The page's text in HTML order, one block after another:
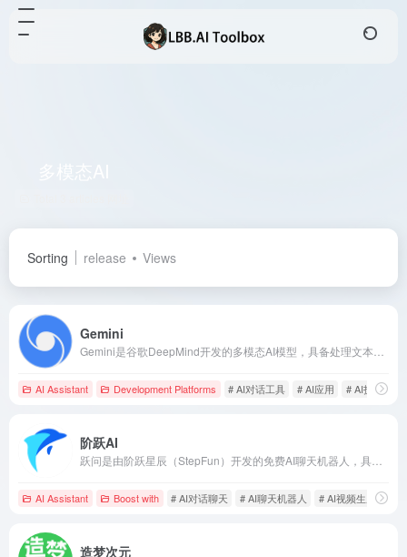
Sorting release Views
Gemini
AI Assistant Development Platforms # AI对话工具 # AI应用 # AI技术
阶跃AI
AI Assistant Boost with # AI对话聊天 # AI聊天机器人 # AI视频生成
造梦次元